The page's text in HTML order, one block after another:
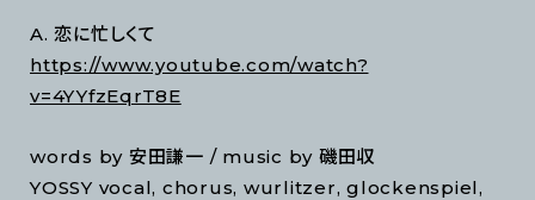
A. 恋に忙しくて
https://www.youtube.com/watch?
v=4YYfzEqrT8E
words by 安田謙一 / music by 磯田収
YOSSY vocal, chorus, wurlitzer, glockenspiel,